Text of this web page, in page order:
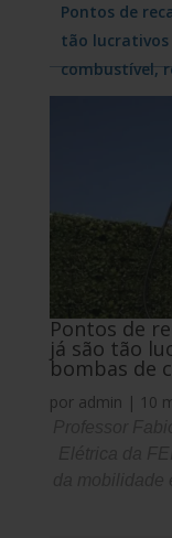
Pontos de
tão
combustível,
Pontos de
já são tão
bombas de
por admin | 10